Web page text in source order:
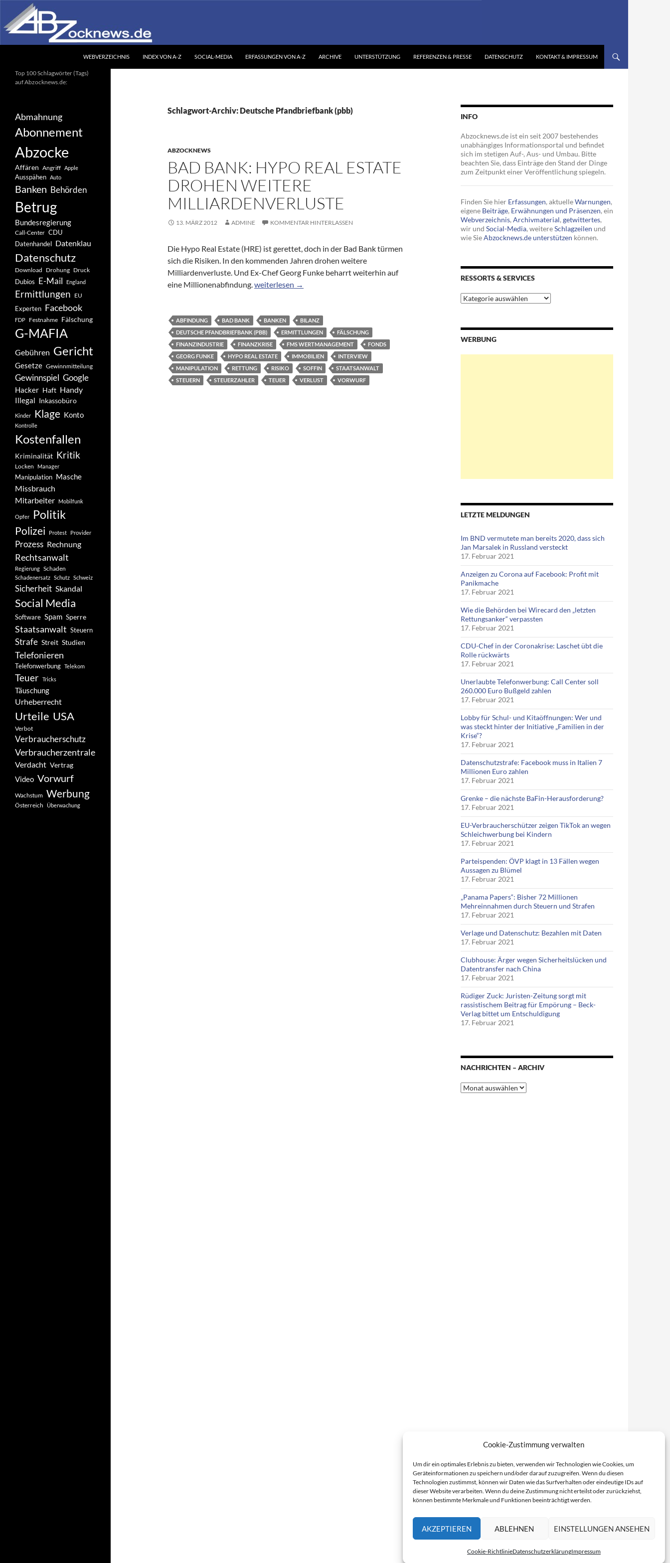
Cookie-Zustimmung verwalten
Um dir ein optimales Erlebnis zu bieten, verwenden wir Technologien wie Cookies, um
Geräteinformationen zu speichern und/oder darauf zuzugreifen. Wenn du diesen
Technologien zustimmst, können wir Daten wie das Surfverhalten oder eindeutige IDs auf
dieser Website verarbeiten. Wenn du deine Zustimmung nicht erteilst oder zurückziehst,
können bestimmte Merkmale und Funktionen beeinträchtigt werden.
AKZEPTIEREN ABLEHNEN EINSTELLUNGEN ANSEHEN
Cookie-RichtlinieDatenschutzerklärungImpressum
Inhalt
springen
WEBVERZEICHNIS INDEX VON A-Z SOCIAL-MEDIA ERFASSUNGEN VON A-Z ARCHIVE UNTERSTÜTZUNG REFERENZEN & PRESSE DATENSCHUTZ KONTAKT & IMPRESSUM
Schlagwort-Archiv: Deutsche Pfandbriefbank (pbb)
ABZOCKNEWS
BAD BANK: HYPO REAL ESTATE
DROHEN WEITERE
MILLIARDENVERLUSTE
13. MÄRZ 2012 ADMINE KOMMENTAR HINTERLASSEN
Die Hypo Real Estate (HRE) ist gerettet, doch in der Bad Bank türmen
sich die Risiken. In den kommenden Jahren drohen weitere
Milliardenverluste. Und Ex-Chef Georg Funke beharrt weiterhin auf
eine Millionenabfindung.Bad Bank: Hypo Real Estate drohen weitere Milliardenverluste
weiterlesen →
ABFINDUNG BAD BANK BANKEN
BILANZ
DEUTSCHE PFANDBRIEFBANK (PBB)
ERMITTLUNGEN
FÄLSCHUNG
FINANZINDUSTRIE
FINANZKRISE FMS WERTMANAGEMENT
FONDS
GEORG FUNKE
HYPO REAL ESTATE IMMOBILIEN
INTERVIEW
MANIPULATION
RETTUNG RISIKO SOFFIN
STAATSANWALT
STEUERN
STEUERZAHLER TEUER VERLUST VORWURF
INFO
Abzocknews.de ist ein seit 2007 bestehendes
unabhängiges Informationsportal und befindet
sich im stetigen Auf-, Aus- und Umbau. Bitte
beachten Sie, dass Einträge den Stand der Dinge
zum Zeitpunkt einer Veröffentlichung spiegeln.
Finden Sie hier Erfassungen, aktuelleWarnungen,
eigene Beiträge, Erwähnungen und Präsenzen, ein
Webverzeichnis, Archivmaterial, getwittertes,
wir und Social-Media, weitereSchlagzeilen und
wie SieAbzocknews.de unterstützen können.
RESSORTS & SERVICES
Ressorts
&
WERBUNG
LETZTE MELDUNGEN
Im BND vermutete man bereits 2020, dass sich
Jan Marsalek in Russland versteckt
17. Februar 2021
Anzeigen zu Corona auf Facebook: Profit mit
Panikmache
17. Februar 2021
Wie die Behörden bei Wirecard den „letzten
Rettungsanker“ verpassten
17. Februar 2021
CDU-Chef in der Coronakrise: Laschet übt die
Rolle rückwärts
17. Februar 2021
Unerlaubte Telefonwerbung: Call Center soll
260.000 Euro Bußgeld zahlen
17. Februar 2021
Lobby für Schul- und Kitaöffnungen: Wer und
was steckt hinter der Initiative „Familien in der
Krise“?
17. Februar 2021
Datenschutzstrafe: Facebook muss in Italien 7
Millionen Euro zahlen
17. Februar 2021
Grenke – die nächste BaFin-Herausforderung?
17. Februar 2021
EU-Verbraucherschützer zeigen TikTok an wegen
Schleichwerbung bei Kindern
17. Februar 2021
Parteispenden: ÖVP klagt in 13 Fällen wegen
Aussagen zu Blümel
17. Februar 2021
„Panama Papers“: Bisher 72 Millionen
Mehreinnahmen durch Steuern und Strafen
17. Februar 2021
Verlage und Datenschutz: Bezahlen mit Daten
17. Februar 2021
Clubhouse: Ärger wegen Sicherheitslücken und
Datentransfer nach China
17. Februar 2021
Rüdiger Zuck: Juristen-Zeitung sorgt mit
rassistischem Beitrag für Empörung – Beck-
Verlag bittet um Entschuldigung
17. Februar 2021
NACHRICHTEN – ARCHIV
Nachrichten
–
Ihr unabhängiges
Informationsportal
Top 100 Schlagwörter (Tags)
auf Abzocknews.de:
Abmahnung
Abonnement
Abzocke
Affären Angriff Apple
Ausspähen Auto
Banken Behörden
Betrug
Bundesregierung
Call-Center CDU
Datenhandel Datenklau
Datenschutz
Download Drohung Druck
Dubios E-Mail England
Ermittlungen EU
Experten Facebook
FDP Festnahme Fälschung
G-MAFIA
Gebühren Gericht
Gesetze Gewinnmitteilung
Gewinnspiel Google
Hacker Haft Handy
Illegal Inkassobüro
Kinder Klage Konto
Kontrolle
Kostenfallen
Kriminalität Kritik
Locken Manager
Manipulation Masche
Missbrauch
Mitarbeiter
Mobilfunk
Opfer Politik
Polizei Protest Provider
Prozess Rechnung
Rechtsanwalt
Regierung Schaden
Schadenersatz Schutz Schweiz
Sicherheit Skandal
Social Media
Software Spam Sperre
Staatsanwalt Steuern
Strafe Streit Studien
Telefonieren
Telefonwerbung Telekom
Teuer Tricks
Täuschung
Urheberrecht
Urteile USA
Verbot
Verbraucherschutz
Verbraucherzentrale
Verdacht Vertrag
Video Vorwurf
Wachstum Werbung
Österreich Überwachung